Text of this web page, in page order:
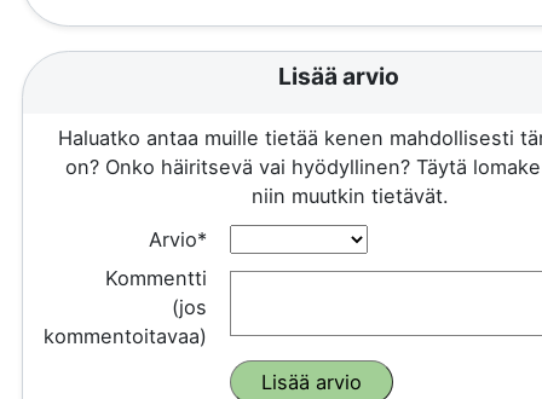
Lisää arvio
Haluatko antaa muille tietää kenen mahdollisesti
on? Onko häiritsevä vai hyödyllinen? Täytä
niin muutkin tietävät.
Arvio*
Kommentti
(jos
kommentoitavaa)